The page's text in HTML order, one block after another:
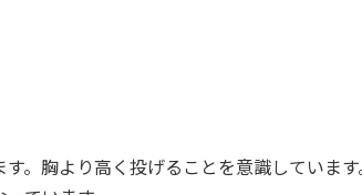
。胸より高く投げることを意識しています